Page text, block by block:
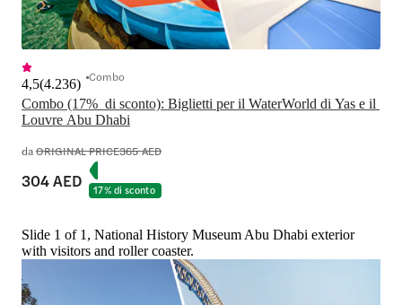
Combo (17%  di sconto): Biglietti per il WaterWorld di Yas e il
Louvre Abu Dhabi
4,5(4.236) Combo
daORIGINAL PRICE365 AED
304 AED 17% di sconto
Slide 1 of 1, National History Museum Abu Dhabi exterior
with visitors and roller coaster.